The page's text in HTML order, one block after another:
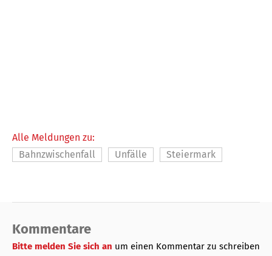
Alle Meldungen zu:
Bahnzwischenfall
Unfälle Steiermark
Kommentare
Bitte melden Sie sich an um einen Kommentar zu schreiben